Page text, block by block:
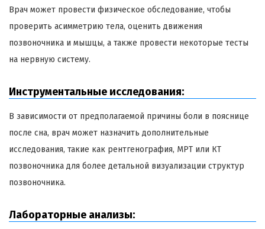
Врач может провести физическое обследование, чтобы
проверить асимметрию тела, оценить движения
позвоночника и мышцы, а также провести некоторые тесты
на нервную систему.
Инструментальные исследования:
В зависимости от предполагаемой причины боли в пояснице
после сна, врач может назначить дополнительные
исследования, такие как рентгенография, МРТ или КТ
позвоночника для более детальной визуализации структур
позвоночника.
Лабораторные анализы: